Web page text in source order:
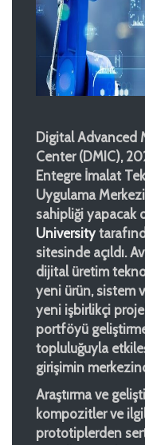
Digital Advanced
Center (DMIC),
Entegre İmalat
Uygulama
sahipliği yapacak
University
sitesinde açıldı.
dijital üretim
yeni ürün, sistem
yeni işbirlikçi
portföyü
topluluğuyla
girişimin
Araştırma ve
kompozitler ve
prototiplerden